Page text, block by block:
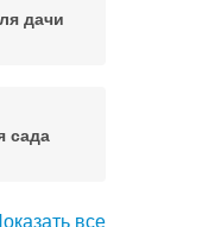
дачи
сада
все